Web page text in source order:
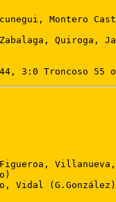
Montero
Quiroga,
3:0 Troncoso 55
Vidal